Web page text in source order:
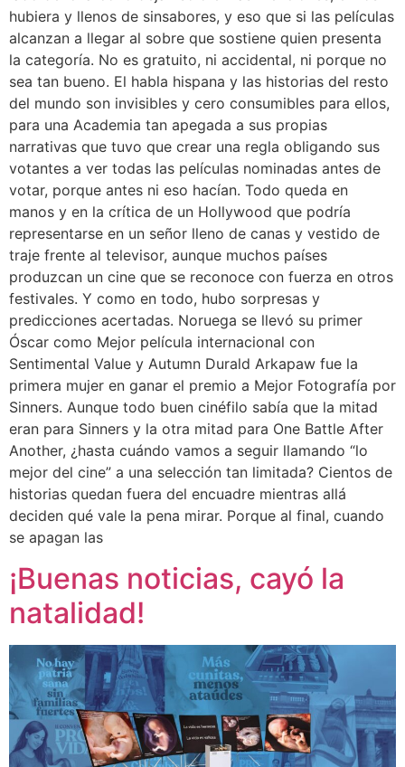
hubiera y llenos de sinsabores, y eso que si las películas
alcanzan a llegar al sobre que sostiene quien presenta
la categoría. No es gratuito, ni accidental, ni porque no
sea tan bueno. El habla hispana y las historias del resto
del mundo son invisibles y cero consumibles para ellos,
para una Academia tan apegada a sus propias
narrativas que tuvo que crear una regla obligando sus
votantes a ver todas las películas nominadas antes de
votar, porque antes ni eso hacían. Todo queda en
manos y en la crítica de un Hollywood que podría
representarse en un señor lleno de canas y vestido de
traje frente al televisor, aunque muchos países
produzcan un cine que se reconoce con fuerza en otros
festivales. Y como en todo, hubo sorpresas y
predicciones acertadas. Noruega se llevó su primer
Óscar como Mejor película internacional con
Sentimental Value y Autumn Durald Arkapaw fue la
primera mujer en ganar el premio a Mejor Fotografía por
Sinners. Aunque todo buen cinéfilo sabía que la mitad
eran para Sinners y la otra mitad para One Battle After
Another, ¿hasta cuándo vamos a seguir llamando “lo
mejor del cine” a una selección tan limitada? Cientos de
historias quedan fuera del encuadre mientras allá
deciden qué vale la pena mirar. Porque al final, cuando
se apagan las
¡Buenas noticias, cayó la
natalidad!